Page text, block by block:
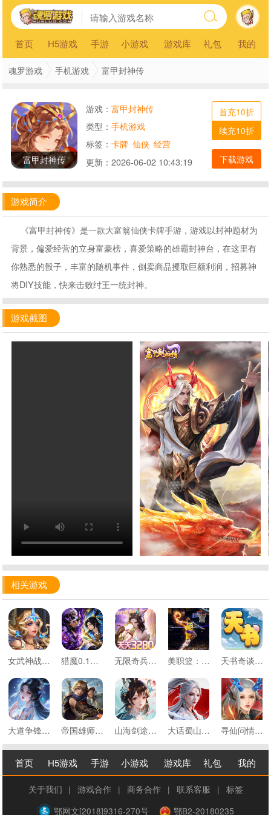
首页 H5游戏 手游 小游戏 游戏库 礼包 我的
魂罗游戏 手机游戏 富甲封神传
富甲封神传
游戏： 富甲封神传
类型： 手机游戏
标签： 卡牌 仙侠 经营
更新： 2026-06-02 10:43:19
首充10折
续充10折
下载游戏
游戏简介
《富甲封神传》是一款大富翁仙侠卡牌手游，游戏以封神题材为
背景，偏爱经营的立身富豪榜，喜爱策略的雄霸封神台，在这里有
你熟悉的骰子，丰富的随机事件，倒卖商品攫取巨额利润，招募神
将DIY技能，快来击败纣王一统封神。
游戏截图
相关游戏
女武神战纪0.1折扣版 猎魔0.1折每日送648代金 无限奇兵：降临0.1折免费版 美职篮：绝对巨星0.1折卡牌 天书奇谈0.05折扣版
大道争锋之无双0.1折扣版 帝国雄师30倍高返 山海剑途3.5折扣版 大话蜀山0.1折每日2000代金 寻仙问情记仙梦奇缘
首页 H5游戏 手游 小游戏 游戏库 礼包 我的
关于我们 | 游戏合作 | 商务合作 | 联系客服 | 标签
鄂网文[2018]9316-270号
鄂B2-20180235